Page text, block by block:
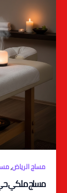
مساج الرياض,
مساج ملكي